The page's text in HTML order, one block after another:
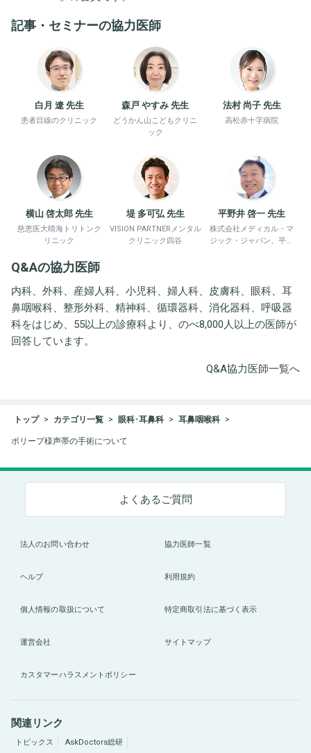
記事・セミナーの協力医師
白月 遼 先生
患者目線のクリニック
森戸 やすみ 先生
どうかん山こどもクリニ
ック
法村 尚子 先生
高松赤十字病院
横山 啓太郎 先生
慈恵医大晴海トリトンク
リニック
堤 多可弘 先生
VISION PARTNERメンタル
クリニック四谷
平野井 啓一 先生
株式会社メディカル・マ
ジック・ジャパン、平野
Q&Aの協力医師
内科、外科、産婦人科、小児科、婦人科、皮膚科、眼科、耳
鼻咽喉科、整形外科、精神科、循環器科、消化器科、呼吸器
科をはじめ、55以上の診療科より、のべ8,000人以上の医師が
回答しています。
Q&A協力医師一覧へ
トップ カテゴリ一覧 眼科･耳鼻科 耳鼻咽喉科
ポリープ様声帯の手術について
よくあるご質問
法人のお問い合わせ 協力医師一覧
ヘルプ 利用規約
個人情報の取扱について 特定商取引法に基づく表示
運営会社 サイトマップ
カスタマーハラスメントポリシー
関連リンク
トピックス AskDoctors総研